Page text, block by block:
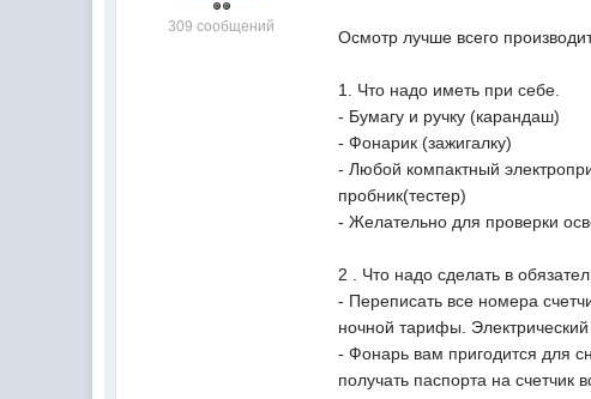
309 сообщений
Осмотр лучше всего
1. Что надо иметь при себе.
- Бумагу и ручку (карандаш)
- Фонарик (зажигалку)
- Любой компактный
пробник(тестер)
- Желательно для проверки
2 . Что надо сделать в
- Переписать все номера
ночной тарифы.
- Фонарь вам пригодится для
получать паспорта на